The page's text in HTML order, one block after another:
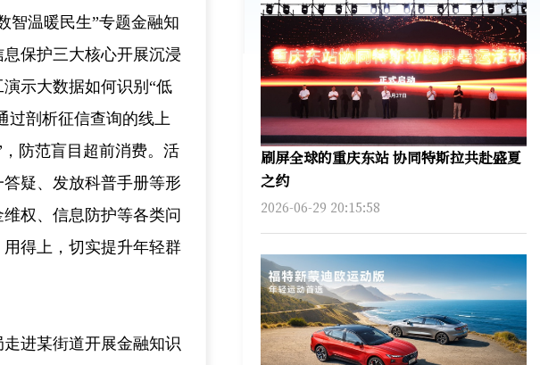
智温暖民生”专题金融知
保护三大核心开展沉浸
示大数据如何识别“低
过剖析征信查询的线上
防范盲目超前消费。活
疑、发放科普手册等形
权、信息防护等各类问
得上，切实提升年轻群
进某街道开展金融知识
刷屏全球的重庆东站 协同特斯拉共赴盛夏
之约
2026-06-29 20:15:58